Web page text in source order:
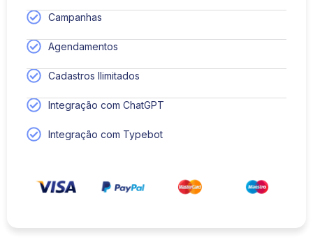
Campanhas
Agendamentos
Cadastros Ilimitados
Integração com ChatGPT
Integração com Typebot